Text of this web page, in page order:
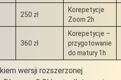
250 zł
Korepetycje
Zoom 2h
360 zł
Korepetycje –
przygotowanie
do matury 1h
wersji rozszerzonej